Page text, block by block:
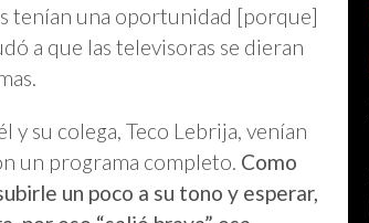
tenían una oportunidad [porque]
a que las televisoras se dieran
su colega, Teco Lebrija, venían
un programa completo. Como
un poco a su tono y esperar,